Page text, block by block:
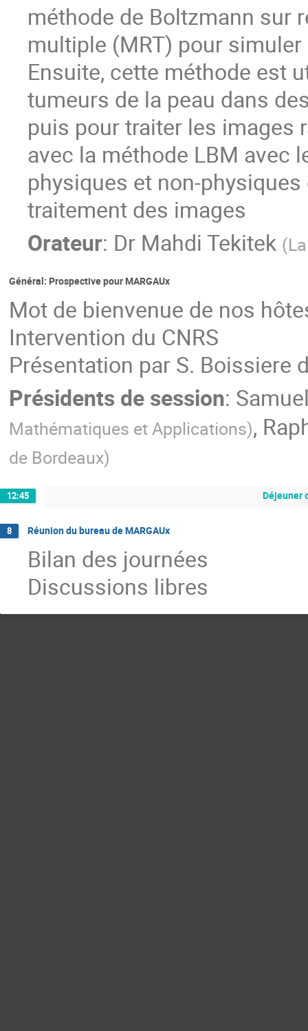
méthode de Boltzmann sur
multiple (MRT) pour
Ensuite, cette méthode est
tumeurs de la peau dans
puis pour traiter les images
avec la méthode LBM avec
physiques et non-
traitement des images
Orateur: Dr Mahdi Tekitek (
Général: Prospective pour MARGAUx
Mot de bienvenue de nos
Intervention du CNRS
Présentation par S. Boissiere
Présidents de session:
Mathématiques et Applications),
de Bordeaux)
12:45 Déjeuner
8 Réunion du bureau de MARGAUx
Bilan des journées
Discussions libres